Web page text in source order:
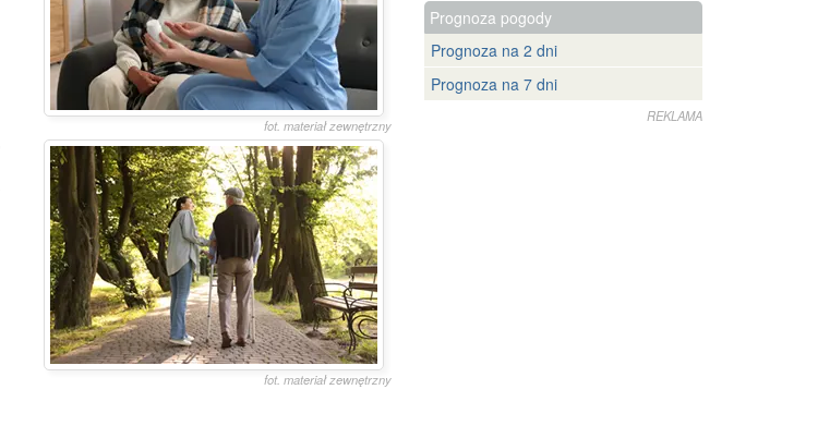
fot. materiał zewnętrzny
fot. materiał zewnętrzny
Prognoza pogody
Prognoza na 2 dni
Prognoza na 7 dni
REKLAMA